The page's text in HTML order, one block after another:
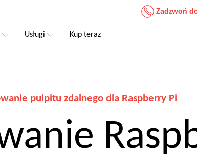
Zadzwoń
Usługi Kup teraz
pulpitu zdalnego dla Raspberry Pi